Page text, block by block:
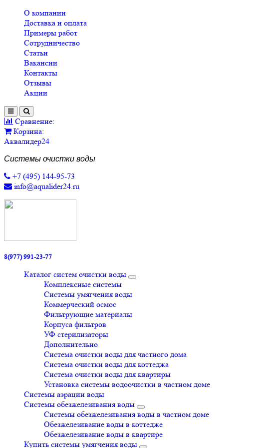
О компании
Доставка и оплата
Примеры работ
Сотрудничество
Статьи
Вакансии
Контакты
Отзывы
Акции
Сравнение:
Корзина:
Аквалидер24
Системы очистки воды
+7 (495) 144-95-73
info@aqualider24.ru
8(977) 991-23-77
Каталог систем очистки воды
Комплексные системы
Системы умягчения воды
Коммерческий осмос
Фильтрующие материалы
Корпуса фильтров
УФ стерилизаторы
Дополнительно
Система очистки воды для частного дома
Система очистки воды для коттеджа
Система очистки воды для квартиры
Установка системы водоочистки в частном доме
Системы аэрации воды
Системы обезжелезивания воды
Системы обезжелезивания воды в частном доме
Обезжелезивание воды в коттедже
Обезжелезивание воды в квартире
Купить системы умягчения воды